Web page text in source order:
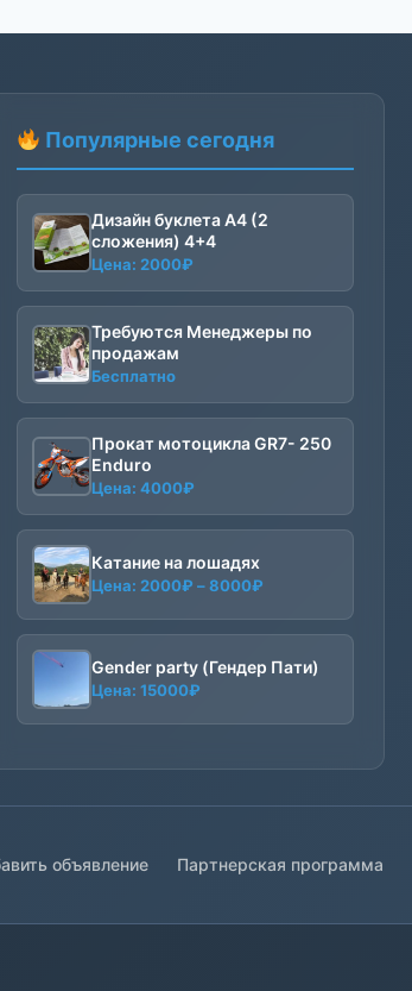
Популярные сегодня
Дизайн буклета А4 (2
сложения) 4+4
Цена: 2000₽
Требуются Менеджеры по
продажам
Бесплатно
Прокат мотоцикла GR7- 250
Enduro
Цена: 4000₽
Катание на лошадях
Цена: 2000₽ – 8000₽Диапазон
2000₽
8000₽
Gender party (Гендер Пати)
Цена: 15000₽
объявление Партнерская программа